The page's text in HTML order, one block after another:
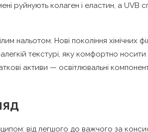
руйнують колаген і еластин, а UVB
нальотом. Нові покоління хімічних
текстурі, яку комфортно носити
активи — освітлювальні
від легшого до важчого за